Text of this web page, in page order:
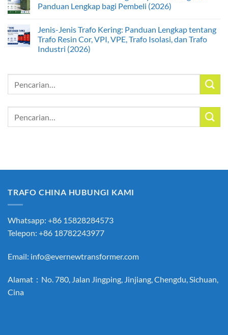
Panduan Lengkap bagi Pembeli (2026)
Jenis-Jenis Trafo Kering: Panduan Lengkap tentang
Trafo Resin Cor, VPI, VPE, Trafo Isolasi, dan Trafo
Industri (2026)
TRAFO CHINA HUBUNGI KAMI
Whatsapp: +86 15828284573
Telepon: +86 18782243977
Email: info@evernewtransformer.com
Alamat：No. 780, Jalan Jingping, Jinjiang, Chengdu, Sichuan,
Cina